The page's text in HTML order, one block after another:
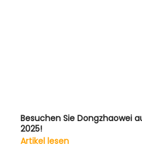
Besuchen Sie Dongzhaowei
2025!
Artikel lesen